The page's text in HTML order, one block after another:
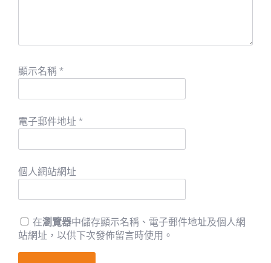
顯示名稱 *
電子郵件地址 *
個人網站網址
在瀏覽器中儲存顯示名稱、電子郵件地址及個人網
站網址，以供下次發佈留言時使用。